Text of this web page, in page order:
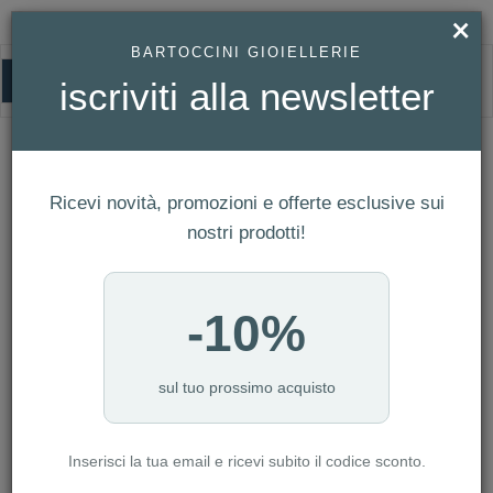
HOMEPAGE
BRACCIALE RECARLO - TENNIS FACE CUBE MODELLO T39SE883/DK
Modello T39SE883/DK
×
BARTOCCINI GIOIELLERIE
iscriviti alla newsletter
Ricevi novità, promozioni e offerte esclusive sui
nostri prodotti!
-10%
sul tuo prossimo acquisto
Inserisci la tua email e ricevi subito il codice sconto.